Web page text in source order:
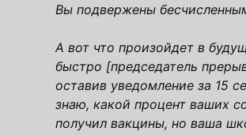
Вы подвержены
А вот что произойдет в
быстро [председатель
оставив уведомление за 15
знаю, какой процент ваших
получил вакцины, но ваша